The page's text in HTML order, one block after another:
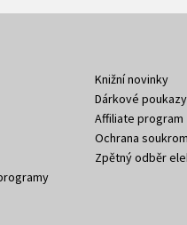
Knižní novinky
Dárkové poukazy
Affiliate program
Ochrana
Zpětný odběr